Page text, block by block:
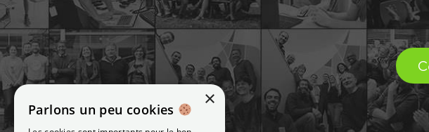
×
Parlons un peu cookies